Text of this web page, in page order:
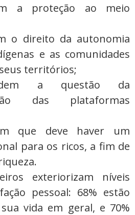
a proteção ao meio
o direito da autonomia
e as comunidades
territórios;
a questão da
das plataformas
que deve haver um
para os ricos, a fim de
exteriorizam níveis
pessoal: 68% estão
vida em geral, e 70%